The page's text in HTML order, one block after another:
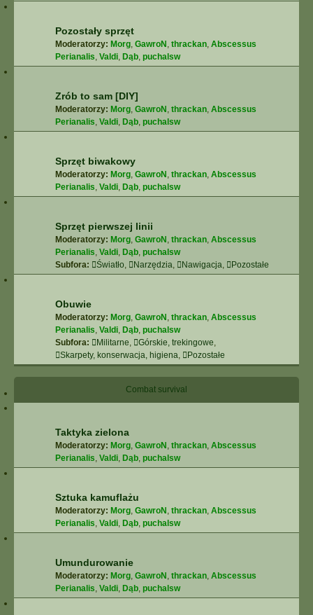
Pozostały sprzęt
Moderatorzy: Morg, GawroN , thrackan, Abscessus
Perianalis, Valdi, Dąb, puchalsw
Zrób to sam [DIY]
Moderatorzy: Morg, GawroN , thrackan, Abscessus
Perianalis, Valdi, Dąb, puchalsw
Sprzęt biwakowy
Moderatorzy: Morg, GawroN , thrackan, Abscessus
Perianalis, Valdi, Dąb, puchalsw
Sprzęt pierwszej linii
Moderatorzy: Morg, GawroN , thrackan, Abscessus
Perianalis, Valdi, Dąb, puchalsw
Subfora:
Światło, Narzędzia, Nawigacja, Pozostałe
Obuwie
Moderatorzy: Morg, GawroN , thrackan, Abscessus
Perianalis, Valdi, Dąb, puchalsw
Subfora:
Militarne, Górskie, trekingowe,
Skarpety, konserwacja, higiena, Pozostałe
Combat survival
Taktyka zielona
Moderatorzy: Morg, GawroN , thrackan, Abscessus
Perianalis, Valdi, Dąb, puchalsw
Sztuka kamuflażu
Moderatorzy: Morg, GawroN , thrackan, Abscessus
Perianalis, Valdi, Dąb, puchalsw
Umundurowanie
Moderatorzy: Morg, GawroN , thrackan, Abscessus
Perianalis, Valdi, Dąb, puchalsw